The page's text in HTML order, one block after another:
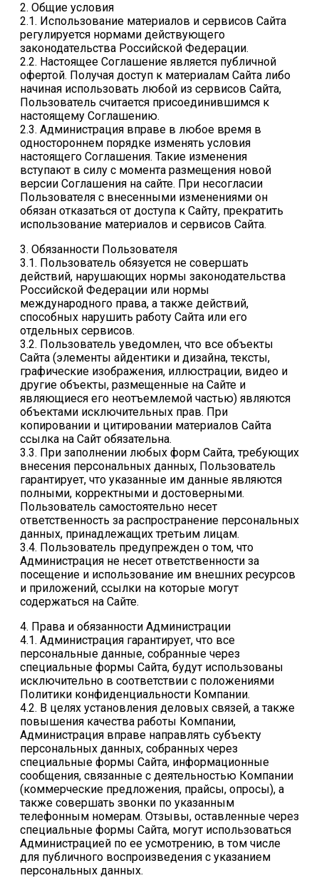
2. Общие условия
2.1. Использование материалов и сервисов Сайта
регулируется нормами действующего
законодательства Российской Федерации.
2.2. Настоящее Соглашение является публичной
офертой. Получая доступ к материалам Сайта либо
начиная использовать любой из сервисов Сайта,
Пользователь считается присоединившимся к
настоящему Соглашению.
2.3. Администрация вправе в любое время в
одностороннем порядке изменять условия
настоящего Соглашения. Такие изменения
вступают в силу с момента размещения новой
версии Соглашения на сайте. При несогласии
Пользователя с внесенными изменениями он
обязан отказаться от доступа к Сайту, прекратить
использование материалов и сервисов Сайта.
3. Обязанности Пользователя
3.1. Пользователь обязуется не совершать
действий, нарушающих нормы законодательства
Российской Федерации или нормы
международного права, а также действий,
способных нарушить работу Сайта или его
отдельных сервисов.
3.2. Пользователь уведомлен, что все объекты
Сайта (элементы айдентики и дизайна, тексты,
графические изображения, иллюстрации, видео и
другие объекты, размещенные на Сайте и
являющиеся его неотъемлемой частью) являются
объектами исключительных прав. При
копировании и цитировании материалов Сайта
ссылка на Сайт обязательна.
3.3. При заполнении любых форм Сайта, требующих
внесения персональных данных, Пользователь
гарантирует, что указанные им данные являются
полными, корректными и достоверными.
Пользователь самостоятельно несет
ответственность за распространение персональных
данных, принадлежащих третьим лицам.
3.4. Пользователь предупрежден о том, что
Администрация не несет ответственности за
посещение и использование им внешних ресурсов
и приложений, ссылки на которые могут
содержаться на Сайте.
4. Права и обязанности Администрации
4.1. Администрация гарантирует, что все
персональные данные, собранные через
специальные формы Сайта, будут использованы
исключительно в соответствии с положениями
Политики конфиденциальности Компании.
4.2. В целях установления деловых связей, а также
повышения качества работы Компании,
Администрация вправе направлять субъекту
персональных данных, собранных через
специальные формы Сайта, информационные
сообщения, связанные с деятельностью Компании
(коммерческие предложения, прайсы, опросы), а
также совершать звонки по указанным
телефонным номерам. Отзывы, оставленные через
специальные формы Сайта, могут использоваться
Администрацией по ее усмотрению, в том числе
для публичного воспроизведения с указанием
персональных данных.